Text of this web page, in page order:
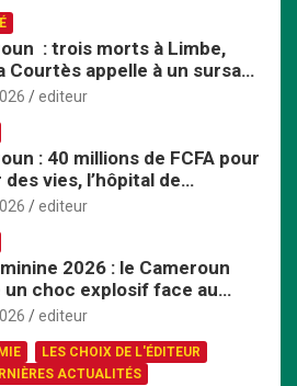
: trois morts à Limbe,
Courtès appelle à un sursaut
inondations
editeur
: 40 millions de FCFA pour
des vies, l’hôpital de
renforce son centre
editeur
2026 : le Cameroun
un choc explosif face au
en quart de finale
editeur
LES CHOIX DE L'ÉDITEUR
ACTUALITÉS